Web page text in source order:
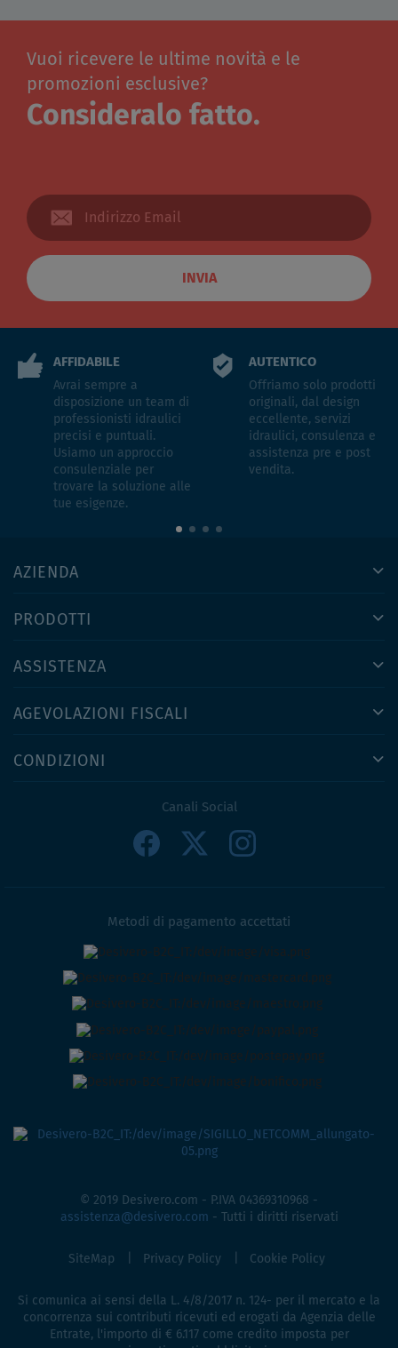
Vuoi ricevere le ultime novità e le
promozioni esclusive?
Consideralo fatto.
INVIA
AFFIDABILE
Avrai sempre a
disposizione un team di
professionisti idraulici
precisi e puntuali.
Usiamo un approccio
consulenziale per
trovare la soluzione alle
tue esigenze.
AUTENTICO
Offriamo solo prodotti
originali, dal design
eccellente, servizi
idraulici, consulenza e
assistenza pre e post
vendita.
AZIENDA
PRODOTTI
ASSISTENZA
AGEVOLAZIONI FISCALI
CONDIZIONI
Canali Social
Metodi di pagamento accettati
© 2019 Desivero.com - P.IVA 04369310968 -
assistenza@desivero.com - Tutti i diritti riservati
SiteMap Privacy Policy Cookie Policy
Si comunica ai sensi della L. 4/8/2017 n. 124- per il mercato e la
concorrenza sui contributi ricevuti ed erogati da Agenzia delle
Entrate, l'importo di € 6.117 come credito imposta per